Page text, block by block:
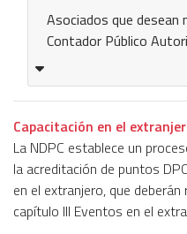
Asociados que
Contador Público
Capacitación en el
La NDPC establece un
la acreditación de puntos
en el extranjero, que
capítulo III Eventos en el